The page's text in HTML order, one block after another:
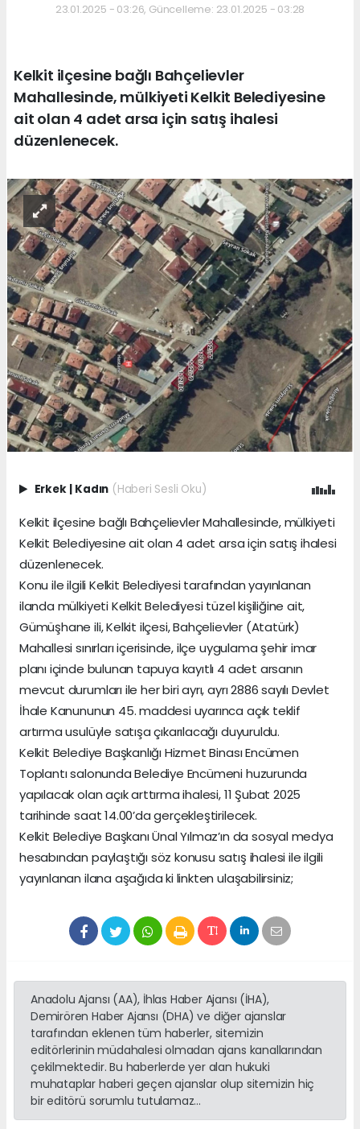
23.01.2025 - 03:26, Güncelleme: 23.01.2025 - 03:28
Kelkit ilçesine bağlı Bahçelievler
Mahallesinde, mülkiyeti Kelkit Belediyesine
ait olan 4 adet arsa için satış ihalesi
düzenlenecek.
Erkek Kadın (Haberi Sesli Oku)
Kelkit ilçesine bağlı Bahçelievler Mahallesinde, mülkiyeti
Kelkit Belediyesine ait olan 4 adet arsa için satış ihalesi
düzenlenecek.
Konu ile ilgili Kelkit Belediyesi tarafından yayınlanan
ilanda mülkiyeti Kelkit Belediyesi tüzel kişiliğine ait,
Gümüşhane ili, Kelkit ilçesi, Bahçelievler (Atatürk)
Mahallesi sınırları içerisinde, ilçe uygulama şehir imar
planı içinde bulunan tapuya kayıtlı 4 adet arsanın
mevcut durumları ile her biri ayrı, ayrı 2886 sayılı Devlet
İhale Kanununun 45. maddesi uyarınca açık teklif
artırma usulüyle satışa çıkarılacağı duyuruldu.
Kelkit Belediye Başkanlığı Hizmet Binası Encümen
Toplantı salonunda Belediye Encümeni huzurunda
yapılacak olan açık arttırma ihalesi, 11 Şubat 2025
tarihinde saat 14.00’da gerçekleştirilecek.
Kelkit Belediye Başkanı Ünal Yılmaz’ın da sosyal medya
hesabından paylaştığı söz konusu satış ihalesi ile ilgili
yayınlanan ilana aşağıda ki linkten ulaşabilirsiniz;
Anadolu Ajansı (AA), İhlas Haber Ajansı (İHA),
Demirören Haber Ajansı (DHA) ve diğer ajanslar
tarafından eklenen tüm haberler, sitemizin
editörlerinin müdahalesi olmadan ajans kanallarından
çekilmektedir. Bu haberlerde yer alan hukuki
muhataplar haberi geçen ajanslar olup sitemizin hiç
bir editörü sorumlu tutulamaz...